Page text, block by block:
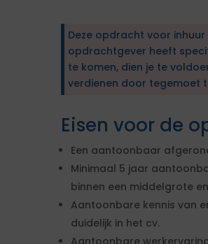
Deze opdracht voor
opdrachtgever heeft
te komen, dien je te
verdienen door tegemoet
Eisen voor de
Een aantoonbaar
Minimaal 5 jaar
binnen een middelgrote
Aantoonbare kennis van
duidelijk in het cv.